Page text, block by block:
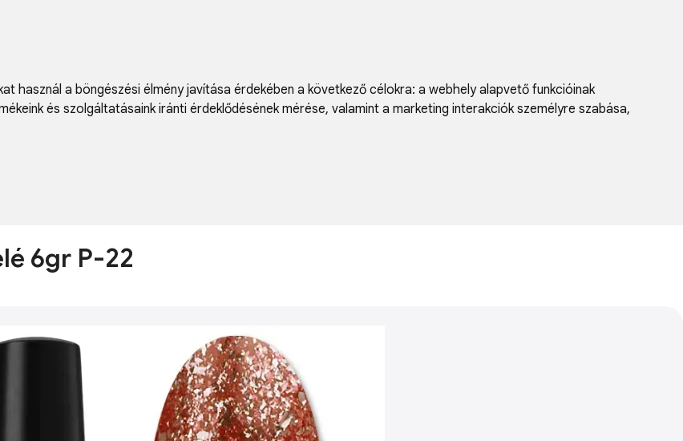
használ a böngészési élmény javítása érdekében a következő célokra: a webhely alapvető funkcióinak
és szolgáltatásaink iránti érdeklődésének mérése, valamint a marketing interakciók személyre szabása,
6gr P-22